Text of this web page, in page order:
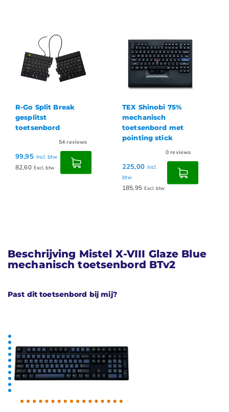
R-Go Split Break
gesplitst
toetsenbord
54 reviews
99,95 Incl. btw
82,60 Excl. btw
TEX Shinobi 75%
mechanisch
toetsenbord met
pointing stick
0 reviews
225,00 Incl.
btw
185,95 Excl. btw
Beschrijving Mistel X-VIII Glaze Blue
mechanisch toetsenbord BTv2
Past dit toetsenbord bij mij?